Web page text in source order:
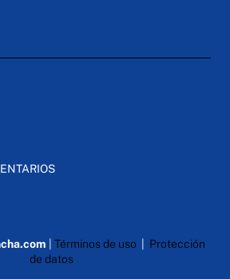
Términos de uso| Protección
de datos